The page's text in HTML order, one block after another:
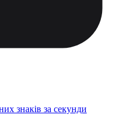
знаків за секунди